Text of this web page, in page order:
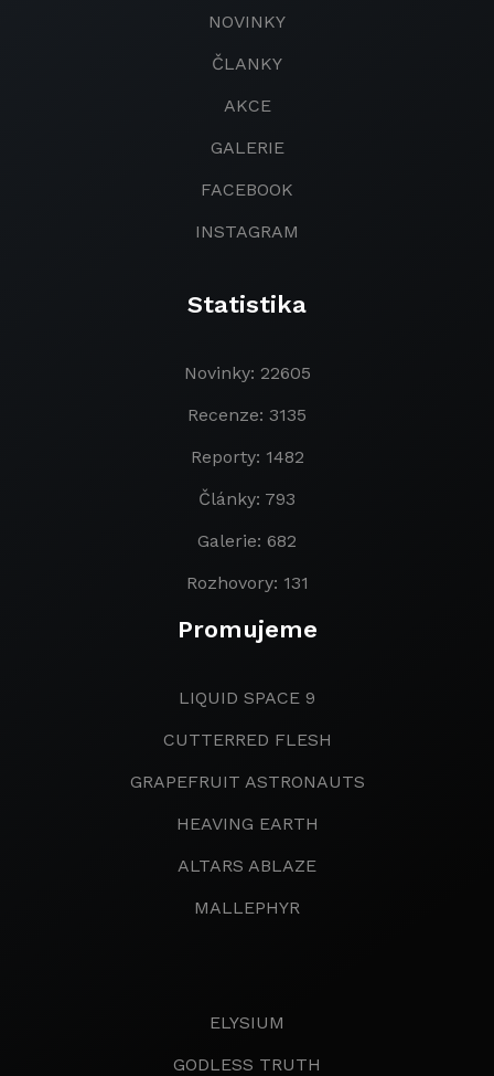
NOVINKY
ČLANKY
AKCE
GALERIE
FACEBOOK
INSTAGRAM
Statistika
Novinky: 22605
Recenze: 3135
Reporty: 1482
Články: 793
Galerie: 682
Rozhovory: 131
Promujeme
LIQUID SPACE 9
CUTTERRED FLESH
GRAPEFRUIT ASTRONAUTS
HEAVING EARTH
ALTARS ABLAZE
MALLEPHYR
ELYSIUM
GODLESS TRUTH